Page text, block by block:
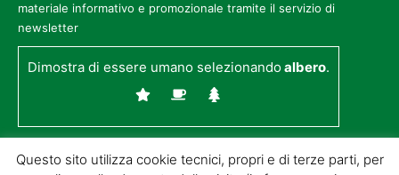
materiale informativo e promozionale tramite il servizio di
newsletter
Dimostra di essere umano selezionandoalbero.
Questo sito utilizza cookie tecnici, propri e di terze parti, per